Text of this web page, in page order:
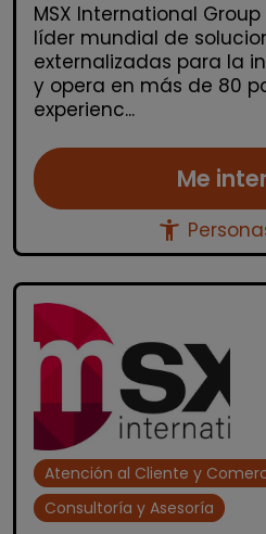
MSX International
líder mundial de
externalizadas para la
y opera en más de 80
experienc...
Me
accessibility_new
Atención al Cliente y
Consultoría y Asesoría